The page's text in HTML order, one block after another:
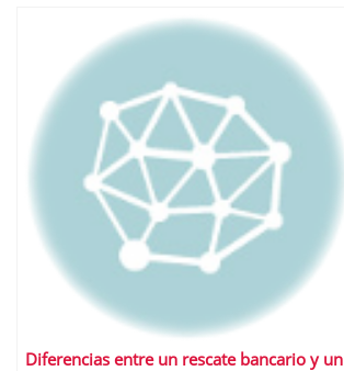
Diferencias entre un rescate bancario y un